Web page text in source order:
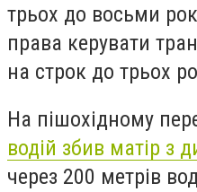
трьох до восьми
права керувати
на строк до трьох
На пішохідному
водій збив матір з
через 200 метрів